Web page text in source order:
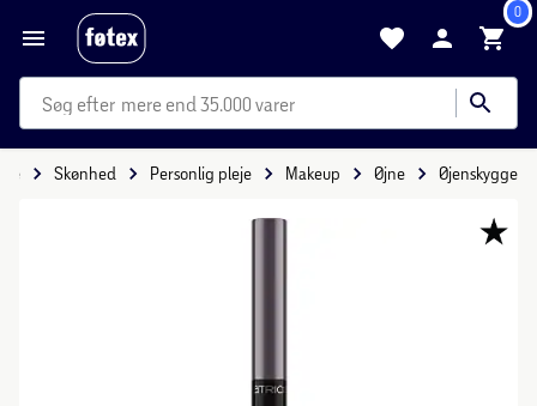
0
mere end 35.000 varer
Skønhed Personlig pleje Makeup Øjne Øjenskygge